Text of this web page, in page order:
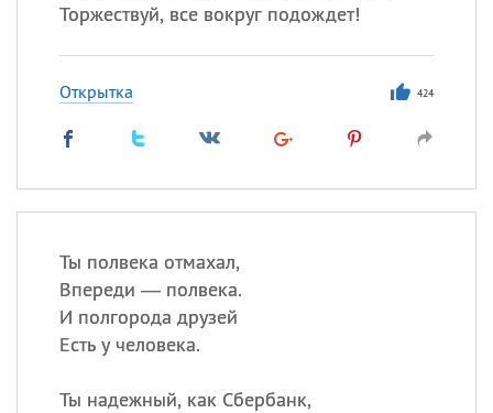
Торжествуй, все вокруг подождет!
Открытка 424
Ты полвека отмахал,
Впереди — полвека.
И полгорода друзей
Есть у человека.
Ты надежный, как Сбербанк,